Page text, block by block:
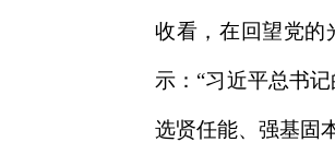
收看，在回望党的
示：“习近平总书
选贤任能、强基固